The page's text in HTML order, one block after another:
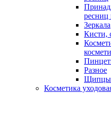
ресниц
Зеркала
Кисти,
Разное
Щипцы
Косметика